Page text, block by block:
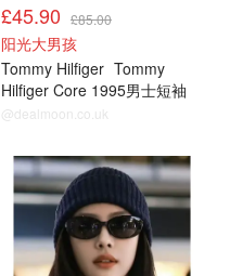
£45.90 £85.00
阳光大男孩
Tommy Hilfiger Tommy
Hilfiger Core 1995男士短袖
POLO衫 藏青色
@dealmoon.co.uk